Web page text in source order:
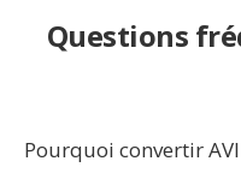
Questions
Pourquoi convertir